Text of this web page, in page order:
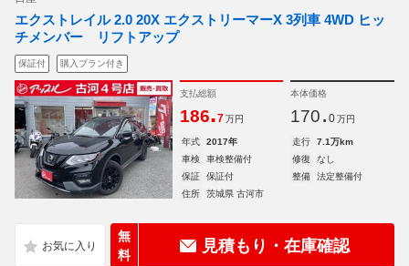
エクストレイル 2.0 20X エクストリーマーX 3列車 4WD ヒッ
チメンバー リフトアップ
保証付 購入プラン付き
支払総額
186.7 万円
本体価格
170. 0 万円
年式 2017年 走行
7.1万km
車検
車検整備付 修復
なし
保証
保証付 整備
法定整備付
住所
茨城県 古河市
無
料
見積もり・在庫確認